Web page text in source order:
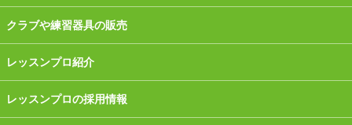
クラブや練習器具の販売
レッスンプロ紹介
レッスンプロの採用情報